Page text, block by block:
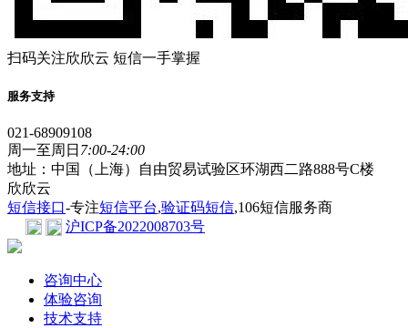
扫码关注欣欣云 短信一手掌握
服务支持
021-68909108
周一至周日 7:00-24:00
地址：中国（上海）自由贸易试验区环湖西二路888号C楼
欣欣云
短信接口-专注短信平台,验证码短信,106短信服务商
沪ICP备2022008703号
咨询中心
体验咨询
技术支持